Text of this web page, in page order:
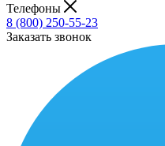
Телефоны
8 (800) 250-55-23
Заказать звонок